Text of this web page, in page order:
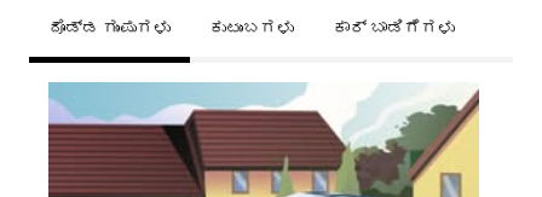
ದೊಡ್ಡ ಗುಂಪುಗಳು ಕುಟುಂಬಗಳು ಕಾರ್ ಬಾಡಿಗೆಗಳು